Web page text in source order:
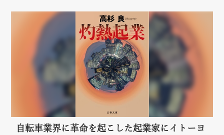
自転車業界に革命を起こした起業家にイトーヨ